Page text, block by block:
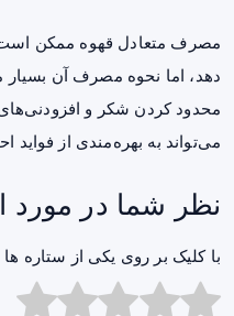
دهد، اما نحوه مصرف آن
محدود کردن شکر و
می‌تواند به بهره‌مندی از فواید
نظر شما در
با کلیک بر روی یکی از ستاره ها از ۱ تا ۵ امتیاز